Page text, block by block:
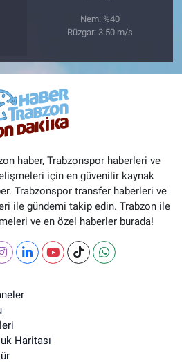
Nem: %40
Rüzgar: 3.50 m/s
haber, Trabzonspor haberleri ve
için en güvenilir kaynak
Trabzonspor transfer haberleri ve
ile gündemi takip edin. Trabzon ile
ve en özel haberler burada!
Haritası